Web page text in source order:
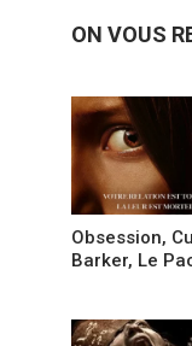
ON VOUS
Obsession,
Barker, Le